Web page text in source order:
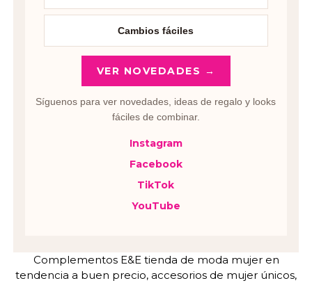
Cambios fáciles
VER NOVEDADES →
Síguenos para ver novedades, ideas de regalo y looks
fáciles de combinar.
Instagram
Facebook
TikTok
YouTube
Complementos E&E tienda de moda mujer en
tendencia a buen precio, accesorios de mujer únicos,